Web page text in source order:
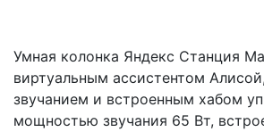
Умная колонка Яндекс Станция
виртуальным ассистентом
звучанием и встроенным хабом
мощностью звучания 65 Вт,